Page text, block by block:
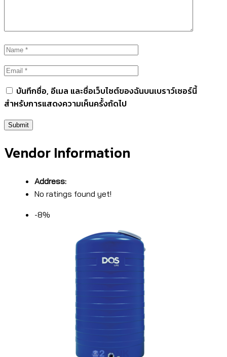
บันทึกชื่อ, อีเมล และชื่อเว็บไซต์ของฉันบนเบราว์เซอร์นี้
สำหรับการแสดงความเห็นครั้งถัดไป
Vendor Information
Address:
No ratings found yet!
-8%